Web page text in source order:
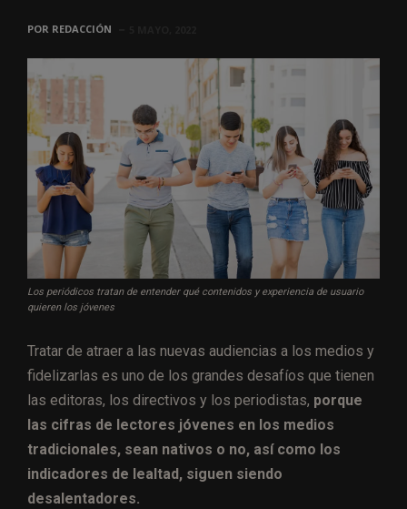
POR REDACCIÓN
Los periódicos tratan de entender qué contenidos y experiencia de usuario
quieren los jóvenes
Tratar de atraer a las nuevas audiencias a los medios y
fidelizarlas es uno de los grandes desafíos que tienen
las editoras, los directivos y los periodistas, porque
las cifras de lectores jóvenes en los medios
tradicionales, sean nativos o no, así como los
indicadores de lealtad, siguen siendo
desalentadores.